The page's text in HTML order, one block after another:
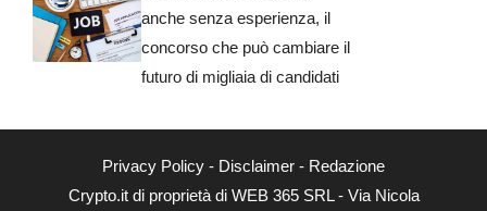
anche senza esperienza, il
concorso che può cambiare il
futuro di migliaia di candidati
Privacy Policy - Disclaimer - Redazione
Crypto.it di proprietà di WEB 365 SRL - Via Nicola